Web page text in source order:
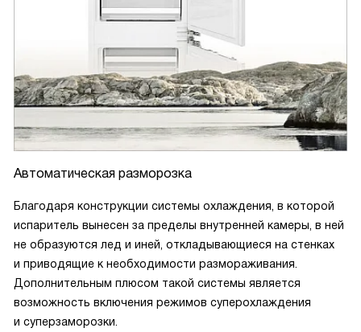
Автоматическая разморозка
Благодаря конструкции системы охлаждения, в которой
испаритель вынесен за пределы внутренней камеры, в ней
не образуются лед и иней, откладывающиеся на стенках
и приводящие к необходимости размораживания.
Дополнительным плюсом такой системы является
возможность включения режимов суперохлаждения
и суперзаморозки.